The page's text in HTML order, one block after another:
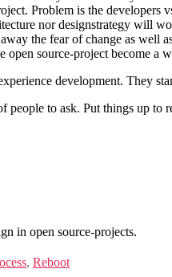
Problem is the
nor designstrategy will
the fear of change as
open source-project become a
development. They
to ask. Put things up
in open source-projects.
, Reboot